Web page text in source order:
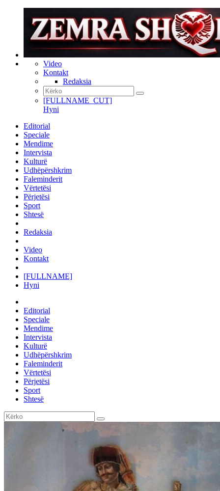
Video
Kontakt
Redaksia
[FULLNAME_CUT]
Hyni
Editorial
Speciale
Mendime
Intervista
Kulturë
Udhëpërshkrim
Faleminderit
Vërtetësi
Përjetësi
Sport
Shtesë
Redaksia
Video
Kontakt
[FULLNAME]
Hyni
Editorial
Speciale
Mendime
Intervista
Kulturë
Udhëpërshkrim
Faleminderit
Vërtetësi
Përjetësi
Sport
Shtesë